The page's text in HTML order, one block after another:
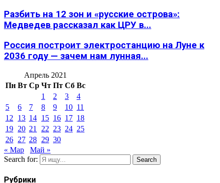
Разбить на 12 зон и «русские острова»:
Медведев рассказал как ЦРУ в...
Россия построит электростанцию на Луне к
2036 году — зачем нам лунная...
Апрель 2021
Пн Вт Ср Чт Пт Сб Вс
1
2 3
4
5
6 7 8 9 10 11
12
13 14 15 16 17 18
19 20 21 22 23 24 25
26 27 28 29 30
« Мар
Май »
Search for:
Search
Рубрики